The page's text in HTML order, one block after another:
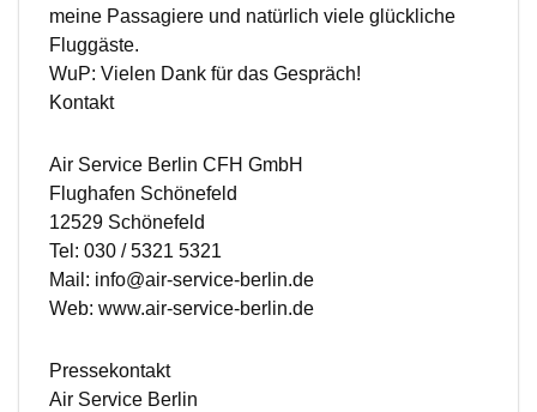
meine Passagiere und natürlich viele glückliche
Fluggäste.
WuP: Vielen Dank für das Gespräch!
Kontakt
Air Service Berlin CFH GmbH
Flughafen Schönefeld
12529 Schönefeld
Tel: 030 / 5321 5321
Mail: info@air-service-berlin.de
Web: www.air-service-berlin.de
Pressekontakt
Air Service Berlin